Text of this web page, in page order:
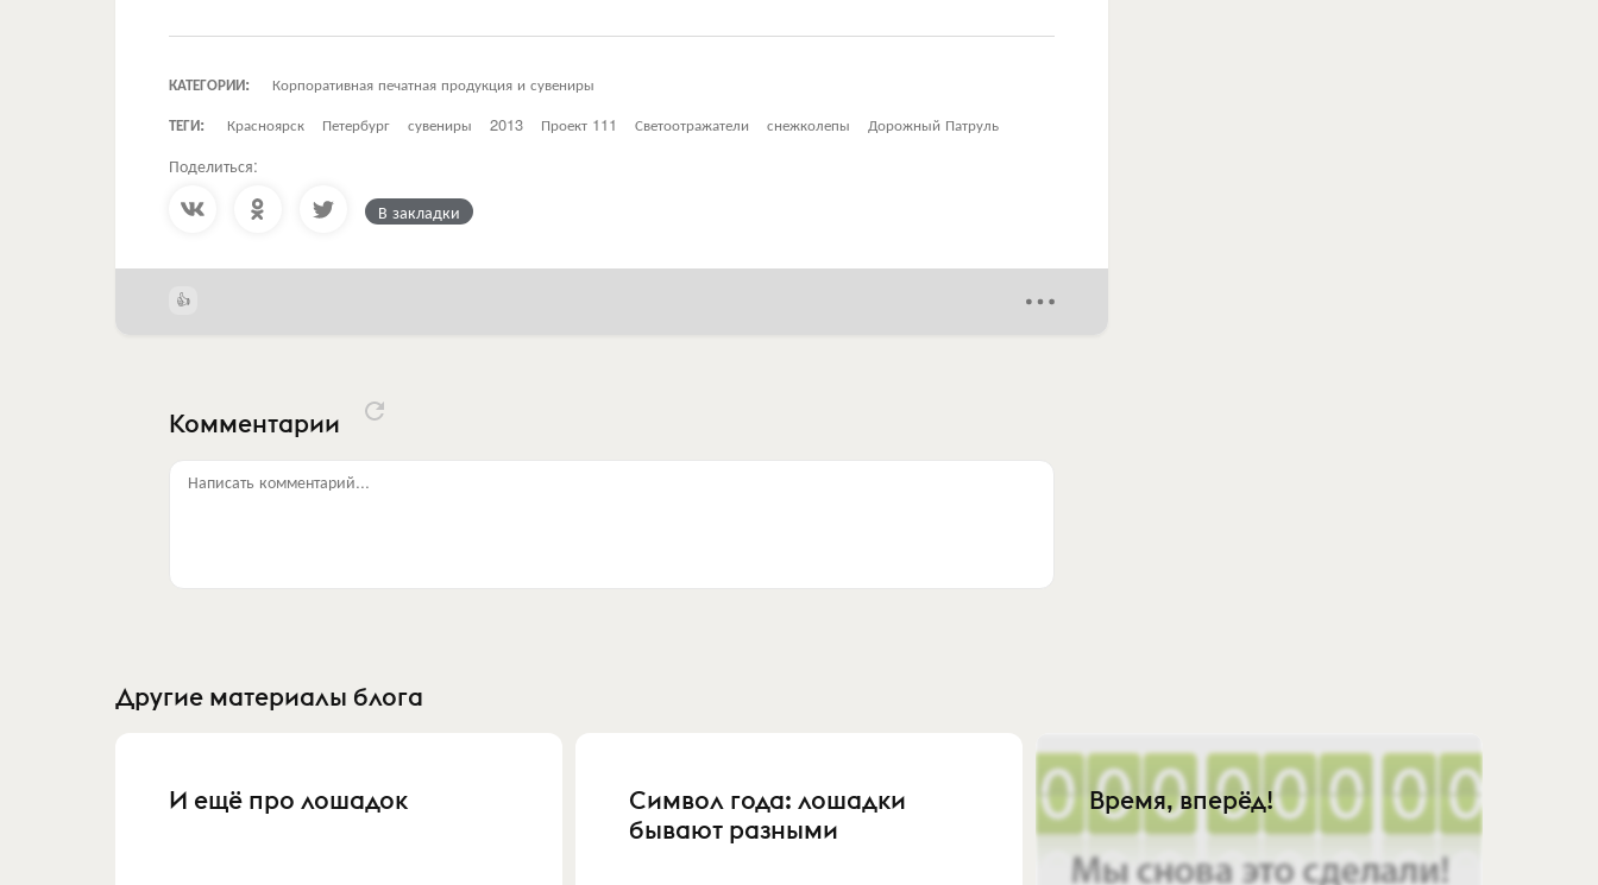
КАТЕГОРИИ:
Корпоративная печатная продукция и сувениры
ТЕГИ:
Красноярск Петербург сувениры 2013 Проект 111 Светоотражатели снежколепы Дорожный Патруль
Поделиться:
В закладки
Комментарии
Написать комментарий...
Другие материалы блога
И ещё про лошадок
Символ года: лошадки
бывают разными
Время, вперёд!